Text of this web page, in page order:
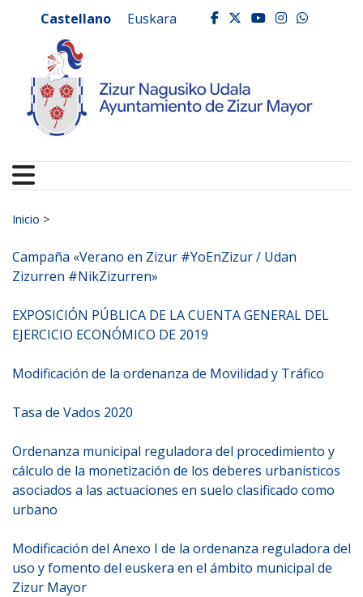
Ayuntamiento de
Castellano Euskara facebook
twitter
youtube
Buscar:
Inicio >
Campaña «Verano en Zizur #YoEnZizur / Udan
Zizurren #NikZizurren»
EXPOSICIÓN PÚBLICA DE LA CUENTA GENERAL DEL
EJERCICIO ECONÓMICO DE 2019
Modificación de la ordenanza de Movilidad y Tráfico
Tasa de Vados 2020
Ordenanza municipal reguladora del procedimiento y
cálculo de la monetización de los deberes urbanísticos
asociados a las actuaciones en suelo clasificado como
urbano
Modificación del Anexo I de la ordenanza reguladora del
uso y fomento del euskera en el ámbito municipal de
Zizur Mayor